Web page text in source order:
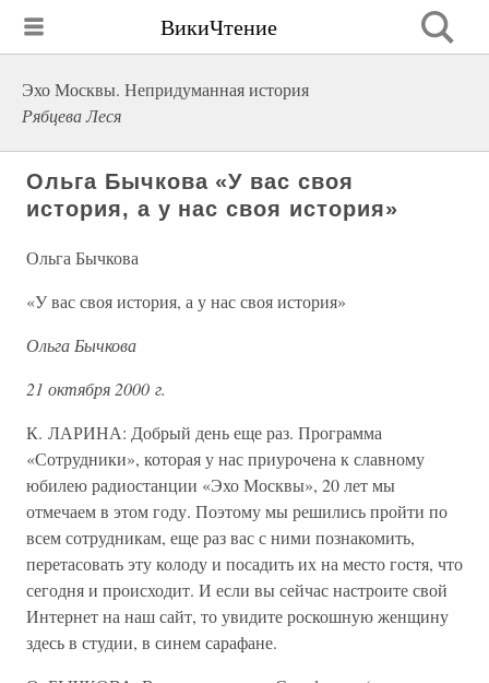
ВикиЧтение
Эхо Москвы. Непридуманная история
Рябцева Леся
Ольга Бычкова «У вас своя
история, а у нас своя история»
Ольга Бычкова
«У вас своя история, а у нас своя история»
Ольга Бычкова
21 октября 2000 г.
К. ЛАРИНА: Добрый день еще раз. Программа
«Сотрудники», которая у нас приурочена к славному
юбилею радиостанции «Эхо Москвы», 20 лет мы
отмечаем в этом году. Поэтому мы решились пройти по
всем сотрудникам, еще раз вас с ними познакомить,
перетасовать эту колоду и посадить их на место гостя, что
сегодня и происходит. И если вы сейчас настроите свой
Интернет на наш сайт, то увидите роскошную женщину
здесь в студии, в синем сарафане.